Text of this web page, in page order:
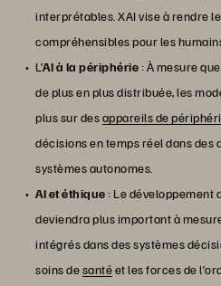
interprétables. XAI vise à rendre
compréhensibles pour les
L’AI à la périphérie : À mesure
de plus en plus distribuée, les
plus sur desappareils de
décisions en temps réel dans des
systèmes autonomes.
AI et éthique : Le développement
deviendra plus important à
intégrés dans des systèmes
soins desantéet les forces de